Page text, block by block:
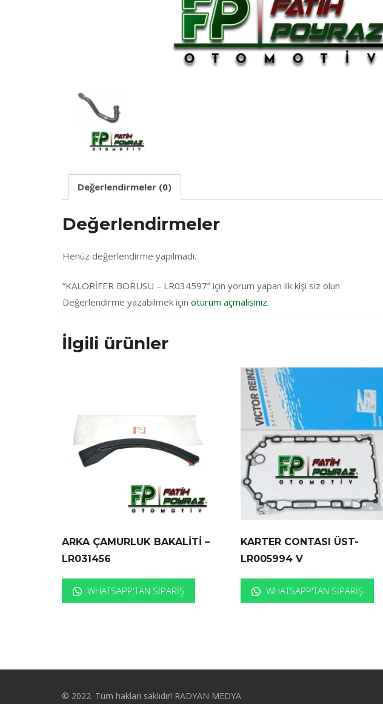
Değerlendirmeler (0)
Değerlendirmeler
Henüz değerlendirme yapılmadı.
“KALORİFER BORUSU – LR034597” için yorum yapan ilk kişi siz olun
Değerlendirme yazabilmek için oturum açmalısınız.
İlgili ürünler
ARKA ÇAMURLUK BAKALİTİ –
LR031456
WHATSAPP'TAN SIPARIŞ
KARTER CONTASI ÜST-
LR005994 V
WHATSAPP'TAN SIPARIŞ
© 2022. Tüm hakları saklıdır! RADYAN MEDYA